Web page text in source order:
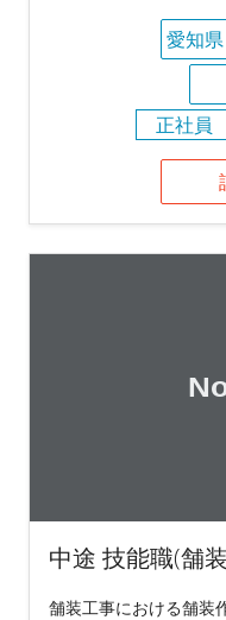
愛知県
正社員
中途 技能職(舗
舗装工事における舗装